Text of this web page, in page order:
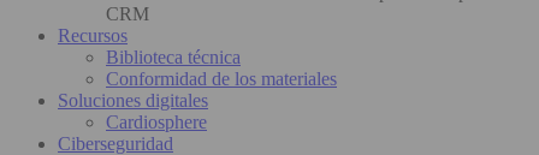
CRM
Recursos
Biblioteca técnica
Conformidad de los materiales
Soluciones digitales
Cardiosphere
Ciberseguridad